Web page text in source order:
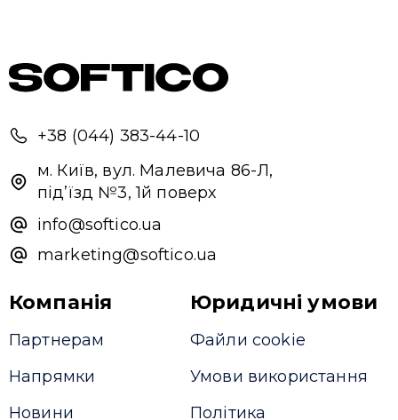
+38 (044) 383-44-10
м. Київ, вул. Малевича 86-Л,
під’їзд №3, 1й поверх
info@softico.ua
marketing@softico.ua
Компанія
Партнерам
Напрямки
Новини
Юридичні умови
Файли cookie
Умови використання
Політика